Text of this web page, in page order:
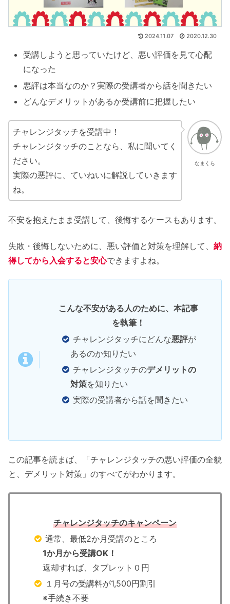
2024.11.07 2020.12.30
受講しようと思っていたけど、悪い評価を見て心配
になった
悪評は本当なのか？実際の受講者から話を聞きたい
どんなデメリットがあるか受講前に把握したい
なまくら
チャレンジタッチを受講中！
チャレンジタッチのことなら、私に聞いてく
ださい。
実際の悪評に、ていねいに解説していきます
ね。
不安を抱えたまま受講して、後悔するケースもあります。
失敗・後悔しないために、悪い評価と対策を理解して、 納
得してから入会すると安心できますよね。
こんな不安がある人のために、本記事
を執筆！
チャレンジタッチにどんな悪評が
あるのか知りたい
チャレンジタッチのデメリットの
対策を知りたい
実際の受講者から話を聞きたい
この記事を読まば、「チャレンジタッチの悪い評価の全貌
と、デメリット対策」のすべてがわかります。
チャレンジタッチのキャンペーン
通常、最低2か月受講のところ
1か月から受講OK！
返却すれば、タブレット０円
１月号の受講料が1,500円割引
※手続き不要